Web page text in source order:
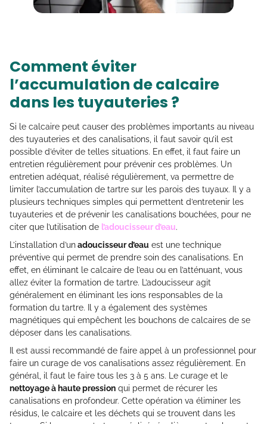
Comment éviter
l’accumulation de calcaire
dans les tuyauteries ?
Si le calcaire peut causer des problèmes importants au niveau
des tuyauteries et des canalisations, il faut savoir qu’il est
possible d’éviter de telles situations. En effet, il faut faire un
entretien régulièrement pour prévenir ces problèmes. Un
entretien adéquat, réalisé régulièrement, va permettre de
limiter l’accumulation de tartre sur les parois des tuyaux. Il y a
plusieurs techniques simples qui permettent d’entretenir les
tuyauteries et de prévenir les canalisations bouchées, pour ne
citer que l’utilisation de l’adoucisseur d’eau.
L’installation d’unadoucisseur d’eau est une technique
préventive qui permet de prendre soin des canalisations. En
effet, en éliminant le calcaire de l’eau ou en l’atténuant, vous
allez éviter la formation de tartre. L’adoucisseur agit
généralement en éliminant les ions responsables de la
formation du tartre. Il y a également des systèmes
magnétiques qui empêchent les bouchons de calcaires de se
déposer dans les canalisations.
Il est aussi recommandé de faire appel à un professionnel pour
faire un curage de vos canalisations assez régulièrement. En
général, il faut le faire tous les 3 à 5 ans. Le curage et le
nettoyage à haute pression qui permet de récurer les
canalisations en profondeur. Cette opération va éliminer les
résidus, le calcaire et les déchets qui se trouvent dans les